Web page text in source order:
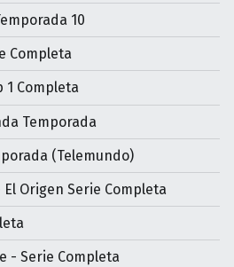
10
Completa
1 Completa
Temporada
(Telemundo)
Origen Serie Completa
- Serie Completa